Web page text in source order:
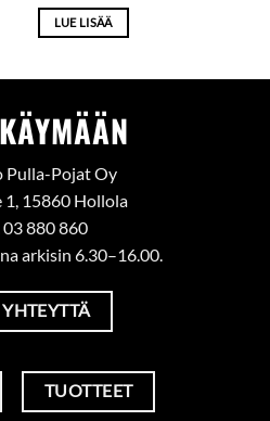
LUE LISÄÄ
Pulla-Pojat Oy
1, 15860 Hollola
03 880 860
arkisin 6.30–16.00.
TUOTTEET